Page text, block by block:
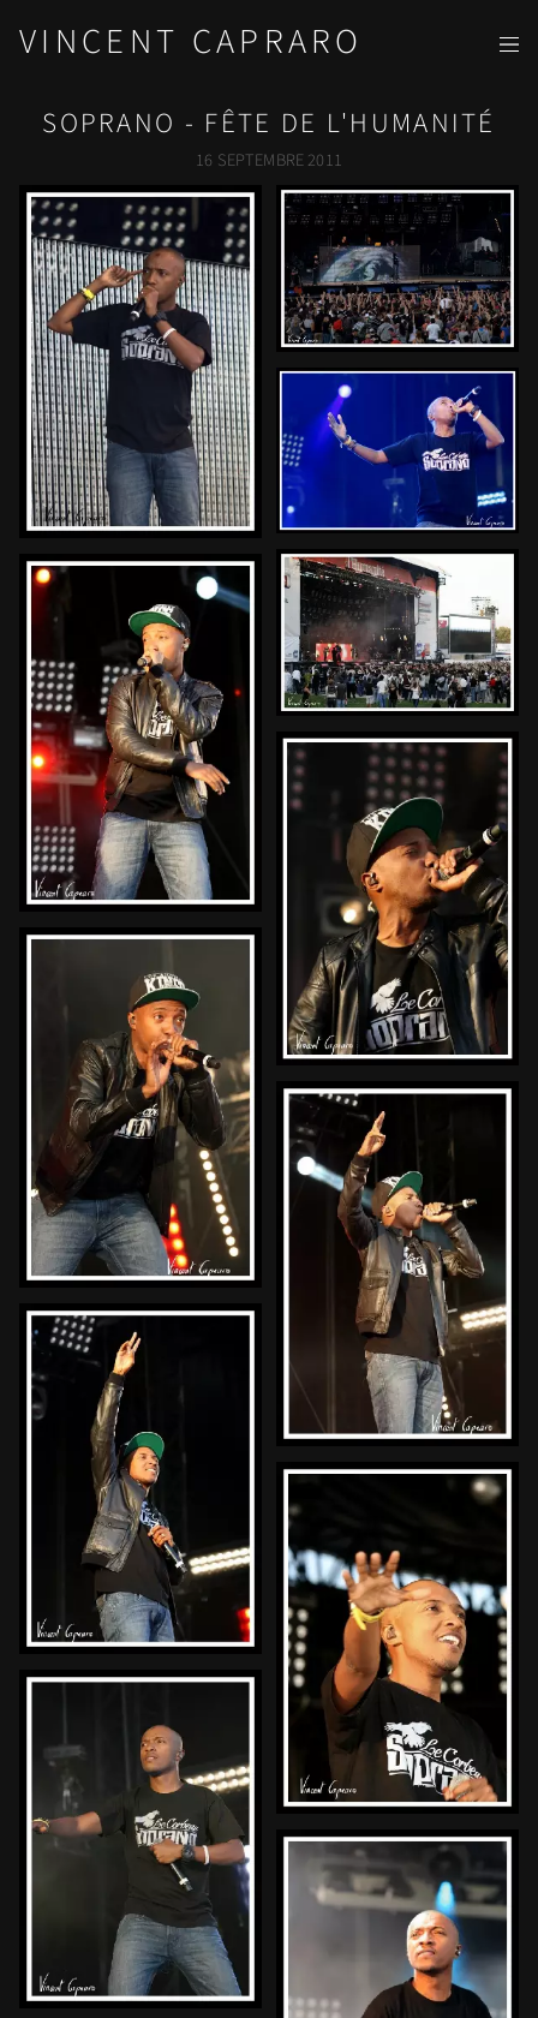
VINCENT CAPRARO
SOPRANO - FÊTE DE L'HUMANITÉ
16 SEPTEMBRE 2011